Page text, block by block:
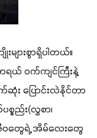
များစွာရှိပါတယ်။
ယ် ဝက်ကျင်ကြီးနဲ့
း ပြောင်းလဲနိုင်တာ
စည်း(လွှစာ၊
ဝတွေရဲ့ အိမ်လေးတွေ